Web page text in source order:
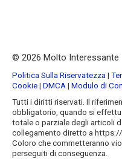
© 2026 Molto Interessante
Politica Sulla Riservatezza |
Cookie| DMCA | Modulo di
Tutti i diritti riservati. Il
obbligatorio, quando si
totale o parziale degli articoli
collegamento diretto a
Coloro che commetteranno
perseguiti di conseguenza.